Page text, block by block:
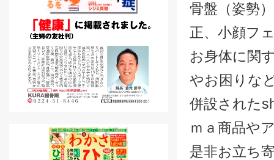
骨盤（姿勢
正、小顔フ
お身体に関
やお困りな
併設された
ｍａ商品や
是非お立ち